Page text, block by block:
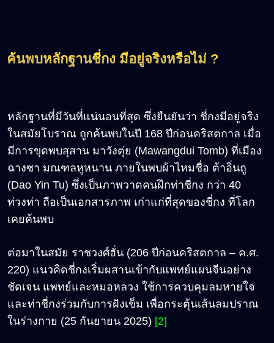
ค้นพบหลักฐานชี่กง มีอยู่จริงหรือไม่ ?
หลักฐานที่มีวันที่แน่นอนที่สุด ซึ่งยืนยันว่า ชี่กงมีอยู่จริง
ในสมัยโบราณ ถูกค้นพบในปี 168 ปีก่อนคริสตกาล เมื่อ
มีการขุดพบสุสาน มาวังตุ่ย (Mawangdui Tomb) ที่เมือง
ฉางซา มณฑลหูหนาน ภายในพบผ้าไหมชื่อ ต้าอิ่นถู
(Dao Yin Tu) ซึ่งเป็นภาพวาดคนฝึกท่าชี่กง กว่า 40
ท่วงท่า ถือเป็นเอกสารภาพ เก่าแก่ที่สุดของชี่กง ที่โลก
เคยค้นพบ
ต่อมาในสมัย ราชวงศ์ฮั่น (206 ปีก่อนคริสตกาล – ค.ศ.
220) แนวคิดชี่กงเริ่มผสานเข้ากับแพทย์แผนจีนอย่าง
ชัดเจน แพทย์และหมอหลวง ใช้การควบคุมลมหายใจ
และท่าชี่กงร่วมกับการฝังเข็ม เพื่อกระตุ้นเส้นลมปราณ
ในร่างกาย (25 กันยายน 2025) [2]